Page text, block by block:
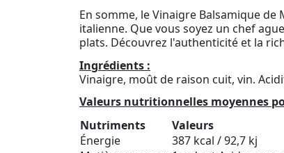
En somme, le Vinaigre Balsamique
italienne. Que vous soyez un chef
plats. Découvrez l'authenticité et la
Ingrédients :
Vinaigre, moût de raison cuit, vin.
Valeurs nutritionnelles moyennes
Nutriments
Valeurs
Énergie
387 kcal / 92,7 kj